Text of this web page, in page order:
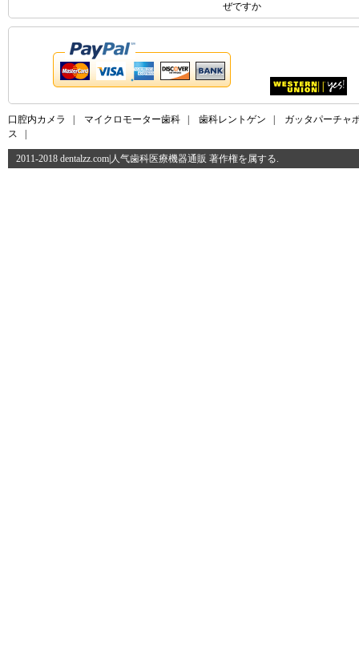
ぜですか
口腔内カメラ マイクロモーター歯科 歯科レントゲン
ガッタパーチャ
ス
2011-2018 dentalzz.com|人气歯科医療機器通販 著作権を属する.